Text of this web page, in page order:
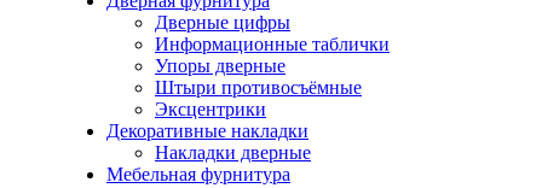
Дверные цифры
Информационные таблички
Упоры дверные
Штыри противосъёмные
Эксцентрики
Декоративные накладки
Накладки дверные
Мебельная фурнитура